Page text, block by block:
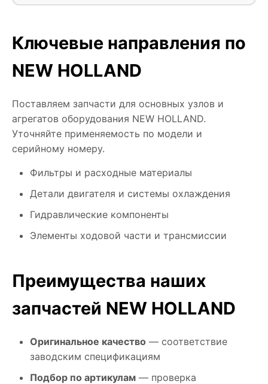
Ключевые направления по
NEW HOLLAND
Поставляем запчасти для основных узлов и
агрегатов оборудования NEW HOLLAND.
Уточняйте применяемость по модели и
серийному номеру.
Фильтры и расходные материалы
Детали двигателя и системы охлаждения
Гидравлические компоненты
Элементы ходовой части и трансмиссии
Преимущества наших
запчастей NEW HOLLAND
Оригинальное качество — соответствие
заводским спецификациям
Подбор по артикулам — проверка